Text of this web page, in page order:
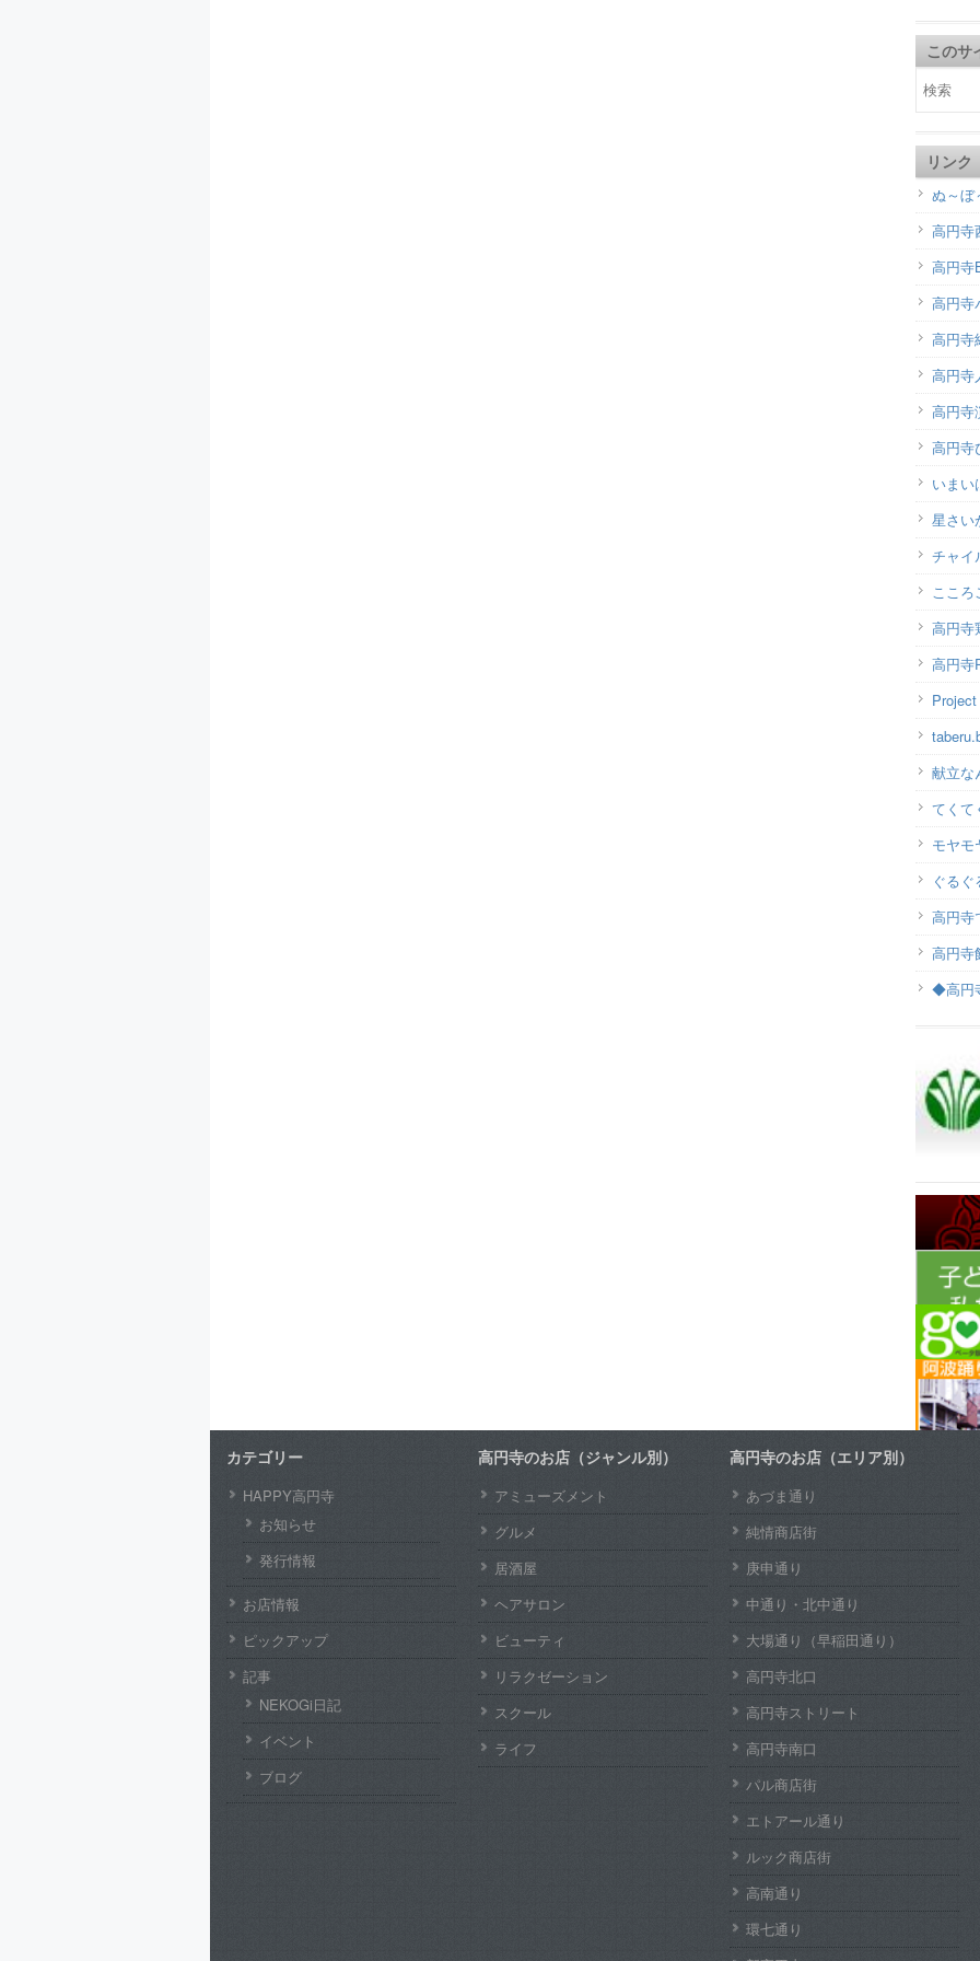
このサ
リンク
ぬ～ぼ
高円寺
高円寺
高円寺
高円寺
高円寺
高円寺
高円寺
いまい
星さい
チャイ
こころ
高円寺
高円寺
献立な
てくて
モヤモ
ぐる
高円寺
高円寺
◆高円
カテゴリー
HAPPY高円寺
お知らせ
発行情報
お店情報
ピックアップ
記事
NEKOGi日記
イベント
ブログ
高円寺のお店（ジャンル別）
アミューズメント
グルメ
居酒屋
ヘアサロン
ビューティ
リラクゼーション
スクール
ライフ
高円寺のお店（エリア別）
あづま通り
純情商店街
庚申通り
中通り・北中通り
大場通り（早稲田通り）
高円寺北口
高円寺ストリート
高円寺南口
パル商店街
エトアール通り
ルック商店街
高南通り
環七通り